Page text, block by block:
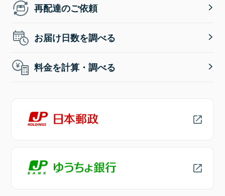
再配達のご依頼
お届け日数を調べる
料金を計算・調べる